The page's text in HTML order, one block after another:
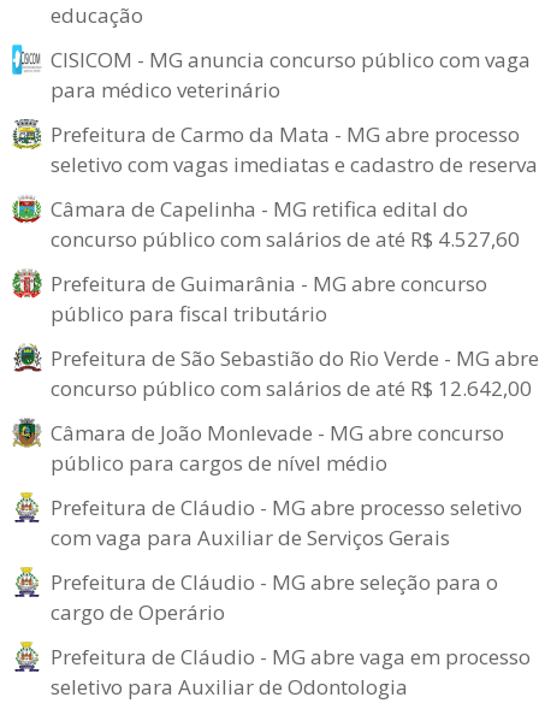
educação
CISICOM - MG anuncia concurso público com vaga
para médico veterinário
Prefeitura de Carmo da Mata - MG abre processo
seletivo com vagas imediatas e cadastro de reserva
Câmara de Capelinha - MG retifica edital do
concurso público com salários de até R$ 4.527,60
Prefeitura de Guimarânia - MG abre concurso
público para fiscal tributário
Prefeitura de São Sebastião do Rio Verde - MG abre
concurso público com salários de até R$ 12.642,00
Câmara de João Monlevade - MG abre concurso
público para cargos de nível médio
Prefeitura de Cláudio - MG abre processo seletivo
com vaga para Auxiliar de Serviços Gerais
Prefeitura de Cláudio - MG abre seleção para o
cargo de Operário
Prefeitura de Cláudio - MG abre vaga em processo
seletivo para Auxiliar de Odontologia